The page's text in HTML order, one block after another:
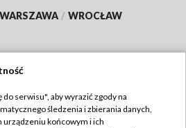
WARSZAWA / WROCŁAW
TVP
serwisu", aby wyrazić zgody na
śledzenia i zbierania danych,
urządzeniu końcowym i ich